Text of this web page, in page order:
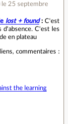
le 25 septembre
lost + found: C'est
C'est les
en plateau
commentaires :
the learning